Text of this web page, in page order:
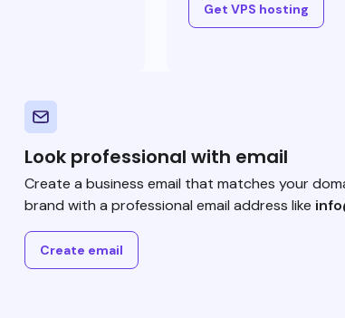
Get VPS hosting
Look professional with email
Create a business email that matches your
brand with a professional email address like
Create email